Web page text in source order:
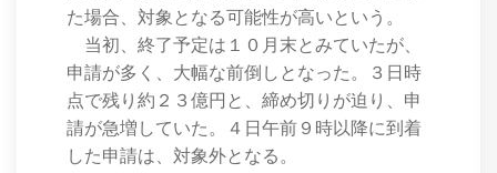
た場合、対象となる可能性が高いという。
当初、終了予定は１０月末とみていたが、
申請が多く、大幅な前倒しとなった。３日時
点で残り約２３億円と、締め切りが迫り、申
請が急増していた。４日午前９時以降に到着
した申請は、対象外となる。